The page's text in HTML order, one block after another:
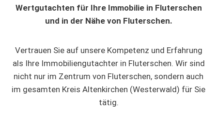
Wertgutachten für Ihre Immobilie in Fluterschen
und in der Nähe von Fluterschen.
Vertrauen Sie auf unsere Kompetenz und Erfahrung
als Ihre Immobiliengutachter in Fluterschen. Wir sind
nicht nur im Zentrum von Fluterschen, sondern auch
im gesamten Kreis Altenkirchen (Westerwald) für Sie
tätig.